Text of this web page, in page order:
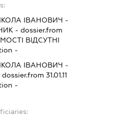
ІВАНОВИЧ -
- dossier.from
ВІДСУТНІ
-
ІВАНОВИЧ -
31.01.11
-